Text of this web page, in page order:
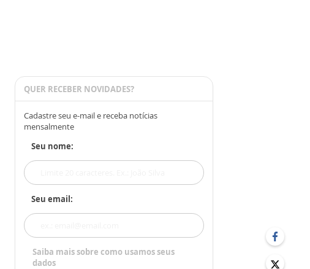
QUER RECEBER NOVIDADES?
Cadastre seu e-mail e receba notícias
mensalmente
Seu nome:
Seu email:
Saiba mais sobre como usamos seus
dados